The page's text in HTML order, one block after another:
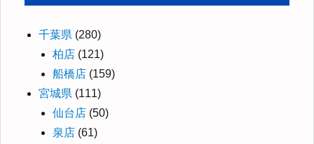
千葉県 (280)
柏店 (121)
船橋店 (159)
宮城県 (111)
仙台店 (50)
泉店 (61)